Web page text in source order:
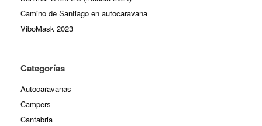
Camino de Santiago en autocaravana
ViboMask 2023
Categorías
Autocaravanas
Campers
Cantabria